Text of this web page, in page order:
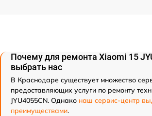
Почему для ремонта Xiaomi 15
выбрать нас
В Краснодаре существует множество
предоставляющих услуги по ремонту
JYU4055CN. Однако наш сервис-центр
преимуществами.